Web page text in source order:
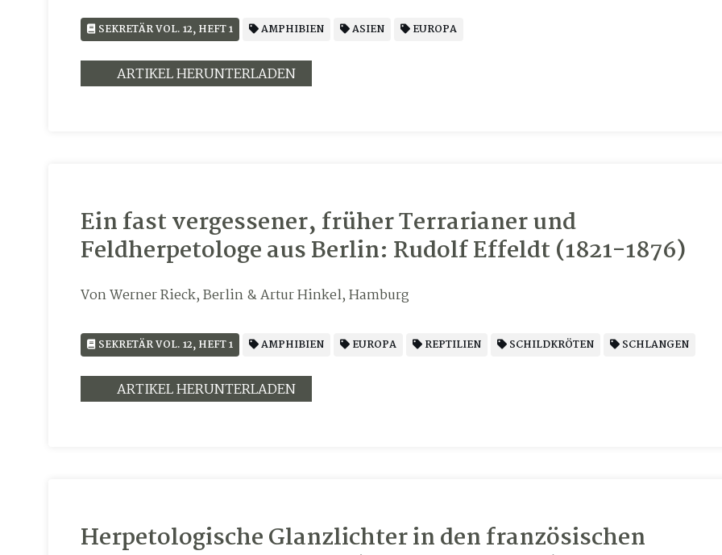
SEKRETÄR VOL. 12, HEFT 1 AMPHIBIEN ASIEN EUROPA
ARTIKEL HERUNTERLADEN
Ein fast vergessener, früher Terrarianer und
Feldherpetologe aus Berlin: Rudolf Effeldt (1821-1876)
Von Werner Rieck, Berlin & Artur Hinkel, Hamburg
SEKRETÄR VOL. 12, HEFT 1 AMPHIBIEN EUROPA REPTILIEN SCHILDKRÖTEN SCHLANGEN
ARTIKEL HERUNTERLADEN
Herpetologische Glanzlichter in den französischen